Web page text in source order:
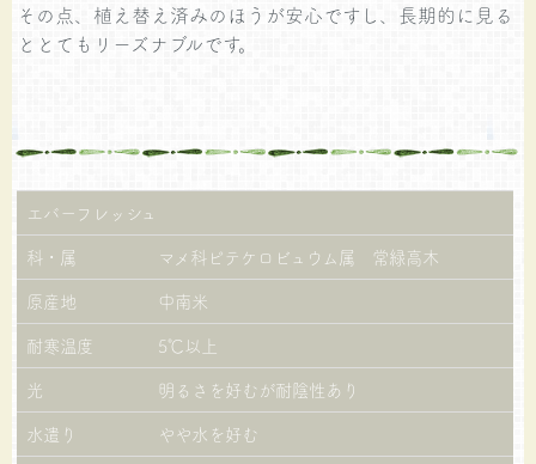
その点、植え替え済みのほうが安心ですし、長期的に見る
ととてもリーズナブルです。
エバーフレッシュ
科・属
マメ科ピテケロビュウム属 常緑高木
原産地
中南米
耐寒温度
5℃以上
光
明るさを好むが耐陰性あり
水遣り
やや水を好む